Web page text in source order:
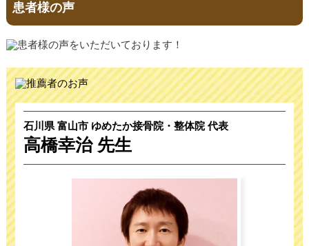
患者様の声
石川県 富山市 ゆめたか接骨院・整体院 代表
高橋幸治 先生